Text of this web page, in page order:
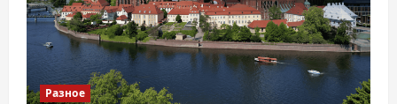
Разное